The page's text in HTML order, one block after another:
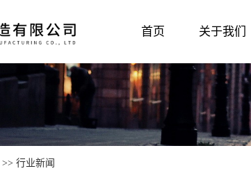
首页 关于我们
>> 行业新闻